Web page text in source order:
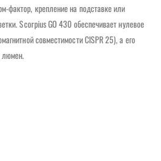
фактор, крепление на подставке или
Scorpius GO 430 обеспечивает нулевое
совместимости CISPR 25), а его
люмен.